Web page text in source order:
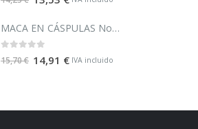
MACA EN CÁSPULAS Novadiet
15,70€ 14,91 € IVA incluido